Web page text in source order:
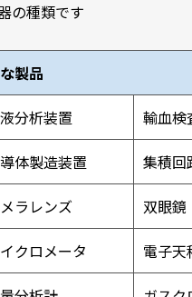
の種類です
製品
分析装置 輸血検
体製造装置 集積回
ラレンズ 双眼鏡
クロメータ 電子天